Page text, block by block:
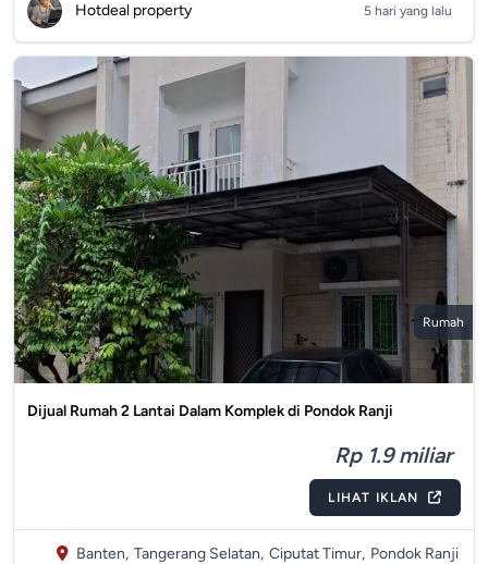
Hotdeal property 5 hari yang lalu
Rumah
Dijual Rumah 2 Lantai Dalam Komplek di Pondok Ranji
Rp 1.9 miliar
LIHAT IKLAN
Banten, Tangerang Selatan, Ciputat Timur, Pondok Ranji